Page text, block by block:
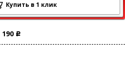
Купить в 1 клик
190 Р